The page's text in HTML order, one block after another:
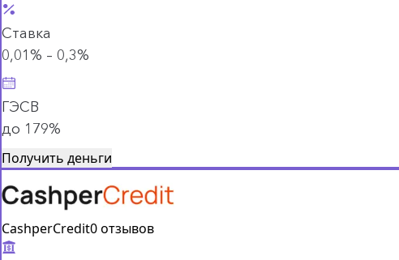
Ставка
0,01% – 0,3%
ГЭСВ
до 179%
Получить деньги
CashperCredit0 отзывов